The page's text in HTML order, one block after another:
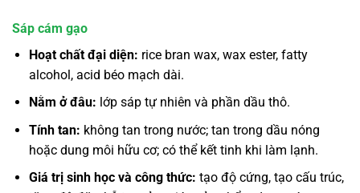
Sáp cám gạo
Hoạt chất đại diện: rice bran wax, wax ester, fatty
alcohol, acid béo mạch dài.
Nằm ở đâu: lớp sáp tự nhiên và phần dầu thô.
Tính tan: không tan trong nước; tan trong dầu nóng
hoặc dung môi hữu cơ; có thể kết tinh khi làm lạnh.
Giá trị sinh học và công thức: tạo độ cứng, tạo cấu trúc,